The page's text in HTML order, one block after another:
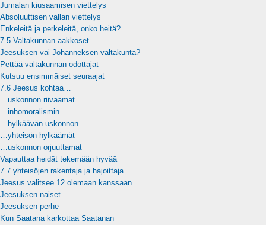
Jumalan kiusaamisen viettelys
Absoluuttisen vallan viettelys
Enkeleitä ja perkeleitä, onko heitä?
7.5 Valtakunnan aakkoset
Jeesuksen vai Johanneksen valtakunta?
Pettää valtakunnan odottajat
Kutsuu ensimmäiset seuraajat
7.6 Jeesus kohtaa…
…uskonnon riivaamat
…inhomoralismin
…hylkäävän uskonnon
…yhteisön hylkäämät
…uskonnon orjuuttamat
Vapauttaa heidät tekemään hyvää
7.7 yhteisöjen rakentaja ja hajoittaja
Jeesus valitsee 12 olemaan kanssaan
Jeesuksen naiset
Jeesuksen perhe
Kun Saatana karkottaa Saatanan